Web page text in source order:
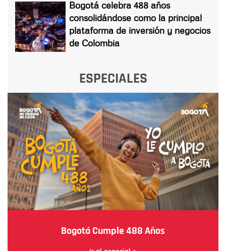
Bogotá celebra 488 años
consolidándose como la principal
plataforma de inversión y negocios
de Colombia
ESPECIALES
Bogotá Cumple 488 Años